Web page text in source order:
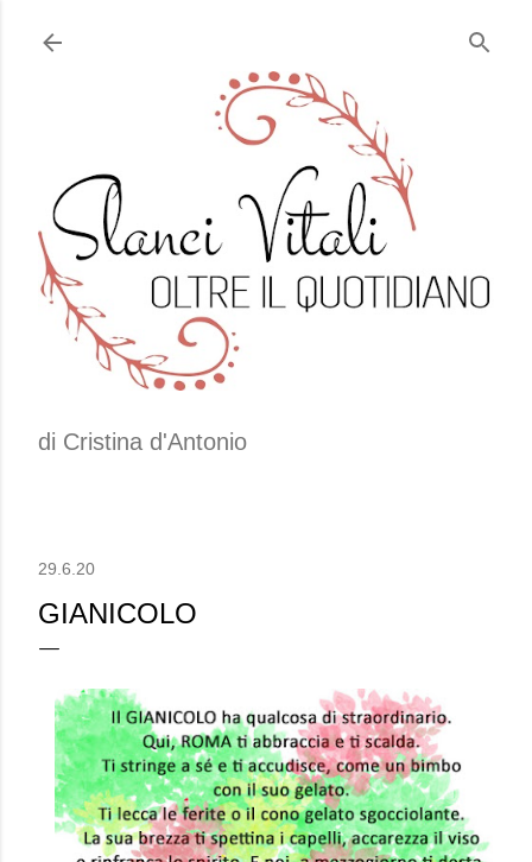
di Cristina d'Antonio
29.6.20
GIANICOLO